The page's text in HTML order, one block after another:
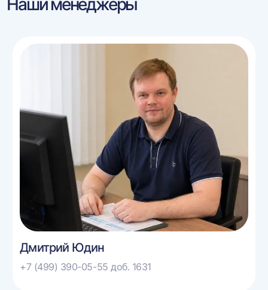
Наши менеджеры
Дмитрий Юдин
+7 (499) 390-05-55 доб. 1631